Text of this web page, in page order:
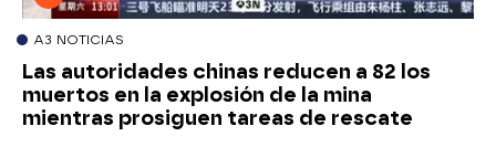
A3 NOTICIAS
Las autoridades chinas reducen a 82 los
muertos en la explosión de la mina
mientras prosiguen tareas de rescate